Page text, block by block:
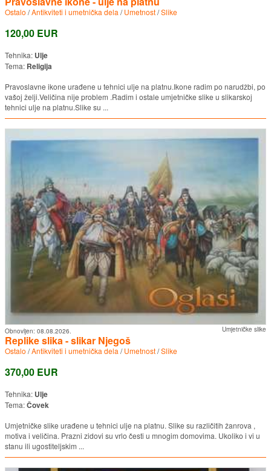
Ostalo /Antikviteti i umetnička dela /Umetnost/Slike
120,00 EUR
Tehnika: Ulje
Tema: Religija
Pravoslavne ikone urađene u tehnici ulje na platnu.Ikone radim po narudžbi, po
vašoj želji.Veličina nije problem .Radim i ostale umjetničke slike u slikarskoj
tehnici ulje na platnu.Slike su ...
Umjetničke slike
Obnovljen: 08.08.2026.
Replike slika - slikar Njegoš
Ostalo /Antikviteti i umetnička dela /Umetnost/Slike
370,00 EUR
Tehnika: Ulje
Tema:Čovek
Umjetničke slike urađene u tehnici ulje na platnu. Slike su različitih žanrova ,
motiva i veličina. Prazni zidovi su vrlo česti u mnogim domovima. Ukoliko i vi u
stanu ili ugostiteljskim ...